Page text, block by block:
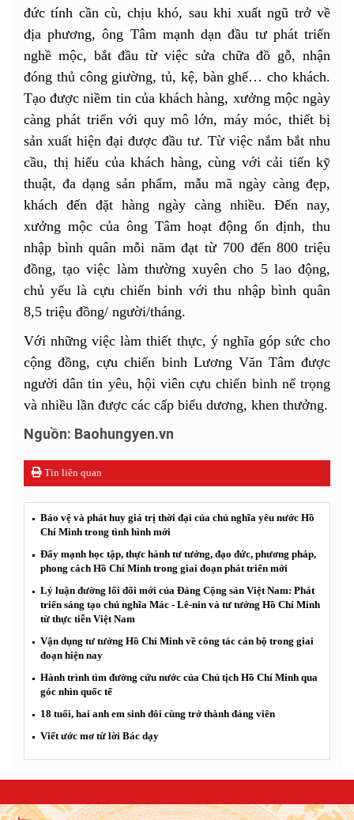
đức tính cần cù, chịu khó, sau khi xuất ngũ trở về
địa phương, ông Tâm mạnh dạn đầu tư phát triển
nghề mộc, bắt đầu từ việc sửa chữa đồ gỗ, nhận
đóng thủ công giường, tủ, kệ, bàn ghế… cho khách.
Tạo được niềm tin của khách hàng, xưởng mộc ngày
càng phát triển với quy mô lớn, máy móc, thiết bị
sản xuất hiện đại được đầu tư. Từ việc nắm bắt nhu
cầu, thị hiếu của khách hàng, cùng với cải tiến kỹ
thuật, đa dạng sản phẩm, mẫu mã ngày càng đẹp,
khách đến đặt hàng ngày càng nhiều. Đến nay,
xưởng mộc của ông Tâm hoạt động ổn định, thu
nhập bình quân mỗi năm đạt từ 700 đến 800 triệu
đồng, tạo việc làm thường xuyên cho 5 lao động,
chủ yếu là cựu chiến binh với thu nhập bình quân
8,5 triệu đồng/ người/tháng.
Với những việc làm thiết thực, ý nghĩa góp sức cho
cộng đồng, cựu chiến binh Lương Văn Tâm được
người dân tin yêu, hội viên cựu chiến binh nể trọng
và nhiều lần được các cấp biểu dương, khen thưởng.
Nguồn: Baohungyen.vn
Tin liên quan
Bảo vệ và phát huy giá trị thời đại của chủ nghĩa yêu nước Hồ
Chí Minh trong tình hình mới
Đẩy mạnh học tập, thực hành tư tưởng, đạo đức, phương pháp,
phong cách Hồ Chí Minh trong giai đoạn phát triển mới
Lý luận đường lối đổi mới của Đảng Cộng sản Việt Nam: Phát
triển sáng tạo chủ nghĩa Mác - Lê-nin và tư tưởng Hồ Chí Minh
từ thực tiễn Việt Nam
Vận dụng tư tưởng Hồ Chí Minh về công tác cán bộ trong giai
đoạn hiện nay
Hành trình tìm đường cứu nước của Chủ tịch Hồ Chí Minh qua
góc nhìn quốc tế
18 tuổi, hai anh em sinh đôi cùng trở thành đảng viên
Viết ước mơ từ lời Bác dạy